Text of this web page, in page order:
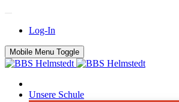
Log-In
Mobile Menu Toggle
Unsere Schule